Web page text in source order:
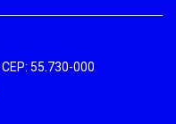
55.730-000